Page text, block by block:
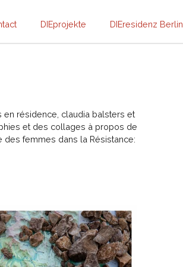
DIEprojekte DIEresidenz Berlin
résidence, claudia balsters et
et des collages à propos de
des femmes dans la Résistance: